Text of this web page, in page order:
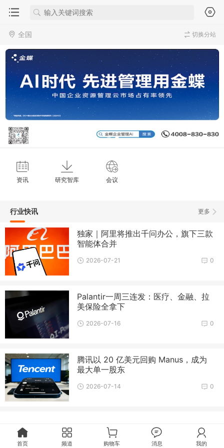
切换分站
全国
资讯 研究智库 会议
更多
行业快讯
独家｜阿里将推出千问办公，旗下三款
智能体合并
0
2026-07-21
Palantir一周三连发：医疗、金融、拉
美保险全拿下
0
2026-07-16
腾讯以 20 亿美元回购 Manus，成为
最大单一股东
0
2026-07-14
首页 频道 购物车 消息 我的